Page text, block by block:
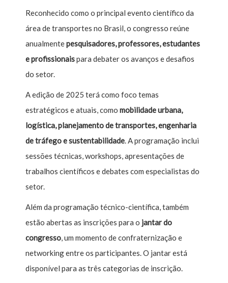
Reconhecido como o principal evento científico da
área de transportes no Brasil, o congresso reúne
anualmentepesquisadores, professores, estudantes
e profissionaispara debater os avanços e desafios
do setor.
A edição de 2025 terá como foco temas
estratégicos e atuais, como mobilidade urbana,
logística, planejamento de transportes, engenharia
de tráfego e sustentabilidade. A programação inclui
sessões técnicas, workshops, apresentações de
trabalhos científicos e debates com especialistas do
setor.
Além da programação técnico-científica, também
estão abertas as inscrições para o jantar do
congresso, um momento de confraternização e
networking entre os participantes. O jantar está
disponível para as três categorias de inscrição.